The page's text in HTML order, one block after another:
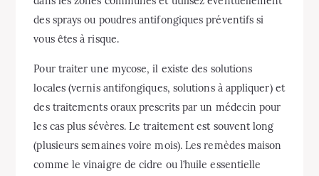
des sprays ou poudres antifongiques préventifs si
vous êtes à risque.
Pour traiter une mycose, il existe des solutions
locales (vernis antifongiques, solutions à appliquer) et
des traitements oraux prescrits par un médecin pour
les cas plus sévères. Le traitement est souvent long
(plusieurs semaines voire mois). Les remèdes maison
comme le vinaigre de cidre ou l’huile essentielle